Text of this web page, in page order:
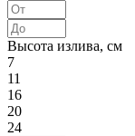
Высота излива, см
7
11
16
20
24